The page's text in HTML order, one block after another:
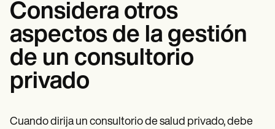
Considera otros
aspectos de la gestión
de un consultorio
privado
Cuando dirija un consultorio de salud privado, debe